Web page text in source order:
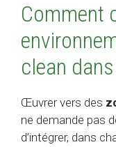
Comment
clean
Œuvrer vers des
ne demande pas
d’intégrer, dans